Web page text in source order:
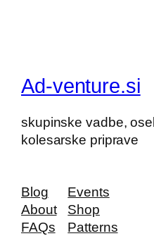
Ad-venture.si
skupinske vadbe,
kolesarske priprave
Blog
About
FAQs
Events
Shop
Patterns